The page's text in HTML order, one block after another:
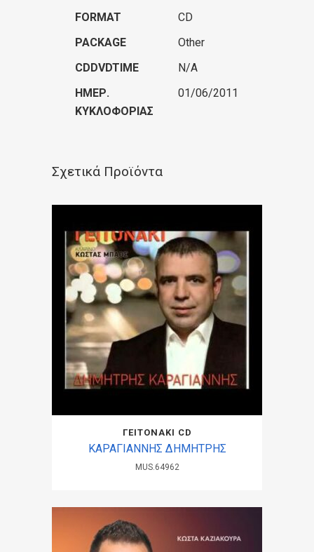
FORMAT
CD
PACKAGE
Other
CDDVDTIME
N/A
ΗΜΕΡ.
ΚΥΚΛΟΦΟΡΊΑΣ
01/06/2011
Σχετικά Προϊόντα
ΓΕΙΤΟΝΑΚΙ CD
ΚΑΡΑΓΙΑΝΝΗΣ ΔΗΜΗΤΡΗΣ
MUS.64962